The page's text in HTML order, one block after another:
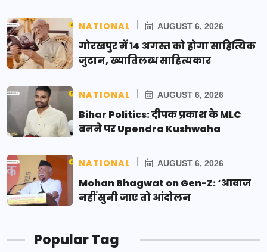
NATIONAL AUGUST 6, 2026
गोरखपुर में 14 अगस्त को होगा साहित्यिक
जुटान, ख्यातिलब्ध साहित्यकार
NATIONAL AUGUST 6, 2026
Bihar Politics: दीपक प्रकाश के MLC
बनने पर Upendra Kushwaha
NATIONAL AUGUST 6, 2026
Mohan Bhagwat on Gen-Z: ‘आवाज
नहीं सुनी जाए तो आंदोलन
Popular Tag